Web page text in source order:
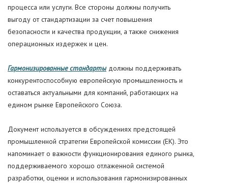
процесса или услуги. Все стороны должны получить
выгоду от стандартизации за счет повышения
безопасности и качества продукции, а также снижения
операционных издержек и цен.
Гармонизированные стандартыдолжны поддерживать
конкурентоспособную европейскую промышленность и
оставаться актуальными для компаний, работающих на
едином рынке Европейского Союза.
Документ используется в обсуждениях предстоящей
промышленной стратегии Европейской комиссии (ЕК). Это
напоминает о важности функционирования единого рынка,
поддерживаемого хорошо отлаженной системой
разработки, оценки и использования гармонизированных